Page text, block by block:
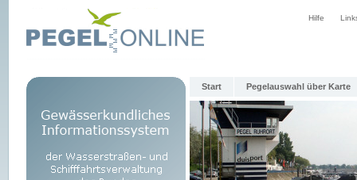
Hilfe
Start Pegelauswahl über Karte